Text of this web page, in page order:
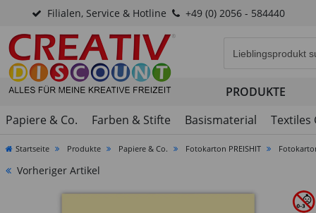
Filialen, Service & Hotline +49 (0) 2056 - 584440
PRODUKTE
Papiere & Co.
Farben & Stifte Basismaterial Textiles
Startseite Produkte Papiere & Co. Fotokarton PREISHIT
Vorheriger Artikel